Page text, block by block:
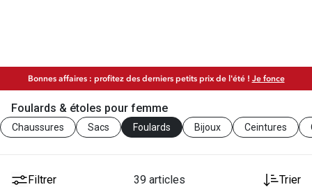
Bonnes affaires : profitez des derniers petits prix de l'été ! Je fonce
Foulards & étoles pour femme
Chaussures Sacs Foulards Bijoux Ceintures
Filtrer 39 articles Trier